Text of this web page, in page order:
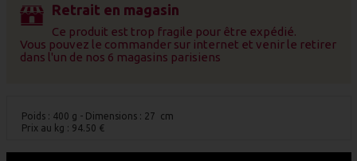
Retrait en magasin
Ce produit est trop fragile pour être expédié.
Vous pouvez le commander sur internet et venir le retirer
dans l'un de nos 6 magasins parisiens
Poids : 400 g - Dimensions : 27 cm
Prix au kg : 94.50 €